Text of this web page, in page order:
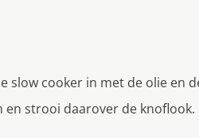
slow cooker in met de olie en
en strooi daarover de knoflook.